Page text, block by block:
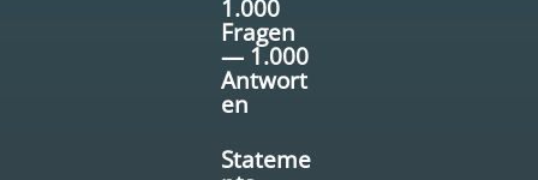
1.000
Fragen
— 1.000
Antwort
en
Stateme